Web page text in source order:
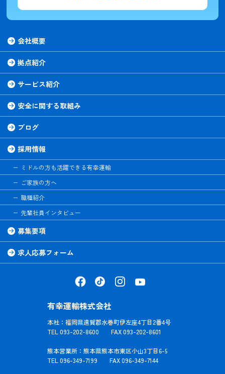
会社概要
拠点紹介
サービス紹介
安全に関する取組み
ブログ
採用情報
ミドルの方も活躍できる有幸運輸
ご家族の方へ
職種紹介
先輩社員インタビュー
募集要項
求人応募フォーム
有幸運輸株式会社
本社：福岡県遠賀郡水巻町伊左座4丁目2番4号
TEL 093-202-8600 FAX 093-202-8601
熊本営業所：熊本県熊本市東区小山3丁目6-5
TEL 096-349-7199 FAX 096-349-7144